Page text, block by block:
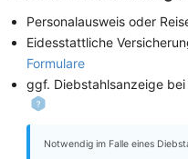
Personalausweis oder
Eidesstattliche
Formulare
ggf. Diebstahlsanzeige
Notwendig im Falle eines